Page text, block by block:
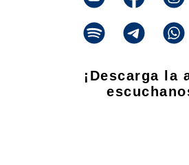
¡Descarga la